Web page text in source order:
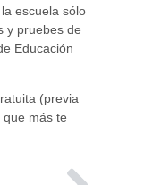
escuela sólo
y pruebes de
Educación
(previa
más te